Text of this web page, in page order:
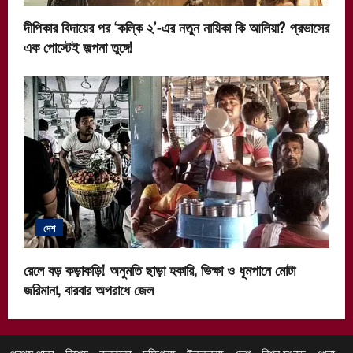
দীপিকার বিদায়ের পর ‘কল্কি ২’-এর নতুন নায়িকা কি আলিয়া? প্রভাসের
এক পোস্টেই জল্পনা তুঙ্গে!
দেশ
রেলে বড় কড়াকড়ি! অনুমতি ছাড়া হকারি, ভিক্ষা ও ধূমপানে মোটা
জরিমানা, বারবার অপরাধে জেল